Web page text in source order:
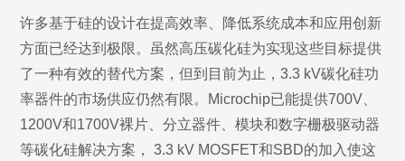
许多基于硅的设计在提高效率、降低系统成本和应用创新
方面已经达到极限。虽然高压碳化硅为实现这些目标提供
了一种有效的替代方案，但到目前为止，3.3 kV碳化硅功
率器件的市场供应仍然有限。Microchip已能提供700V、
1200V和1700V裸片、分立器件、模块和数字栅极驱动器
等碳化硅解决方案， 3.3 kV MOSFET和SBD的加入使这